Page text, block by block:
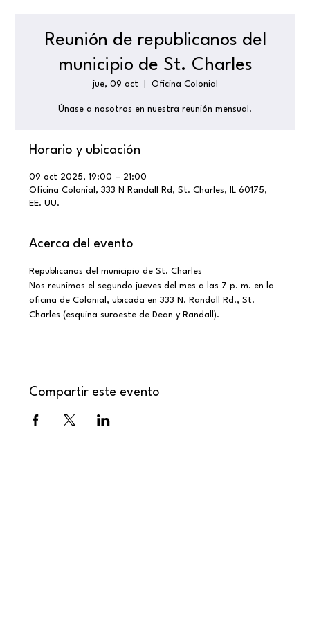
Reunión de republicanos del
municipio de St. Charles
jue, 09 oct Oficina Colonial
Únase a nosotros en nuestra reunión mensual.
Horario y ubicación
09 oct 2025, 19:00 – 21:00
Oficina Colonial, 333 N Randall Rd, St. Charles, IL 60175,
EE. UU.
Acerca del evento
Republicanos del municipio de St. Charles
Nos reunimos el segundo jueves del mes a las 7 p. m. en la
oficina de Colonial, ubicada en 333 N. Randall Rd., St.
Charles (esquina suroeste de Dean y Randall).
Compartir este evento